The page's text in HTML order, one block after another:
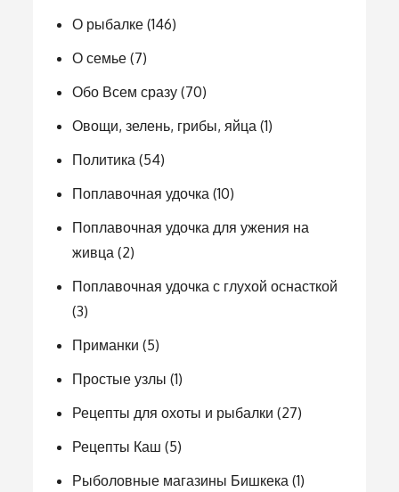
О рыбалке (146)
О семье (7)
Обо Всем сразу (70)
Овощи, зелень, грибы, яйца (1)
Политика (54)
Поплавочная удочка (10)
Поплавочная удочка для ужения на
живца (2)
Поплавочная удочка с глухой оснасткой
(3)
Приманки (5)
Простые узлы (1)
Рецепты для охоты и рыбалки (27)
Рецепты Каш (5)
Рыболовные магазины Бишкека (1)